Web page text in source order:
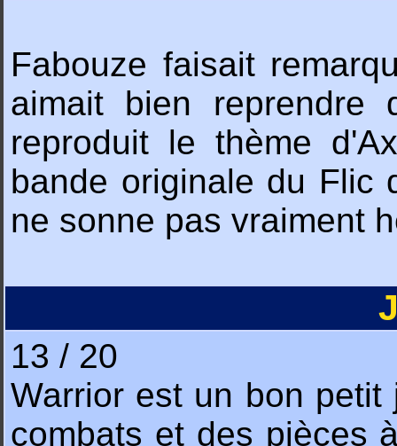
Fabouze faisait
aimait bien
reproduit le thème
bande originale du Flic
ne sonne pas vraiment
13 / 20
Warrior est un bon
combats et des pièces